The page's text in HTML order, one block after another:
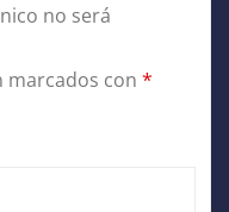
no será
marcados con *